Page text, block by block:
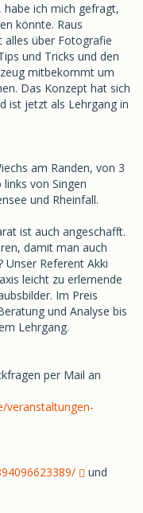
ich mich gefragt,
könnte. Raus
alles über Fotografie
und Tricks und den
mitbekommt um
Das Konzept hat sich
ist jetzt als Lehrgang in
am Randen, von 3
von Singen
und Rheinfall.
ist auch angeschafft.
damit man auch
Unser Referent Akki
leicht zu erlernende
Im Preis
und Analyse bis
Lehrgang.
per Mail an
veranstaltungen-
und